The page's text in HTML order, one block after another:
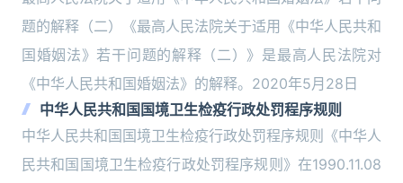
题的解释（二）《最高人民法院关于适用《中华人民共和
国婚姻法》若干问题的解释（二）》是最高人民法院对
《中华人民共和国婚姻法》的解释。2020年5月28日
中华人民共和国国境卫生检疫行政处罚程序规则
中华人民共和国国境卫生检疫行政处罚程序规则《中华人
民共和国国境卫生检疫行政处罚程序规则》在1990.11.08